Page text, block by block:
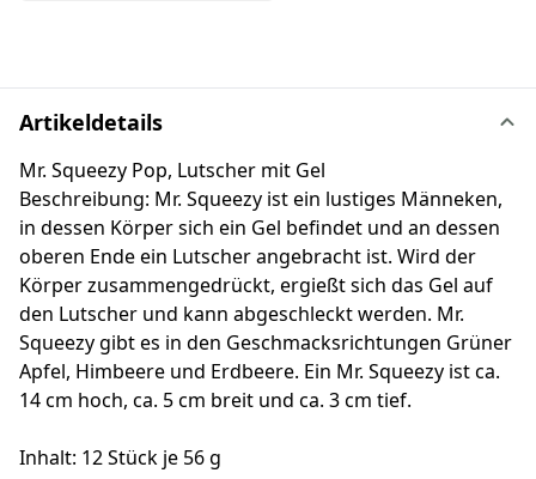
Artikeldetails
Mr. Squeezy Pop, Lutscher mit Gel
Beschreibung: Mr. Squeezy ist ein lustiges Männeken,
in dessen Körper sich ein Gel befindet und an dessen
oberen Ende ein Lutscher angebracht ist. Wird der
Körper zusammengedrückt, ergießt sich das Gel auf
den Lutscher und kann abgeschleckt werden. Mr.
Squeezy gibt es in den Geschmacksrichtungen Grüner
Apfel, Himbeere und Erdbeere. Ein Mr. Squeezy ist ca.
14 cm hoch, ca. 5 cm breit und ca. 3 cm tief.
Inhalt: 12 Stück je 56 g